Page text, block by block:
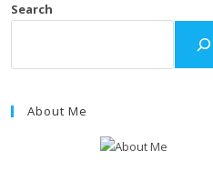
Search
About Me